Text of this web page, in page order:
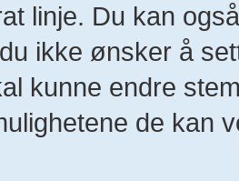
linje. Du kan
ikke ønsker å
kunne endre
de kan